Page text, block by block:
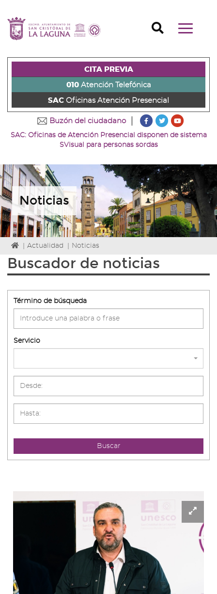
contenido
principal
página
s)
a
la
la
+
Ir
al
la
+
Ir
principal
u)
Mostrar/
Buscador
CITA PREVIA
010Atención Telefónica
SAC Oficinas Atención Presencial
Buzón del ciudadano
???
Ir
a
página
de
Facebook
???
Ir
página
de
Twitter
Ir
canal
de
Youtube
SAC: Oficinas de Atención Presencial disponen de sistema
SVisual para personas sordas
Noticias
Icono
Home
para
la
de
Actualidad Noticias
Buscador de noticias
Término de búsqueda
Servicio
3_d1
3_d2
Buscar
-